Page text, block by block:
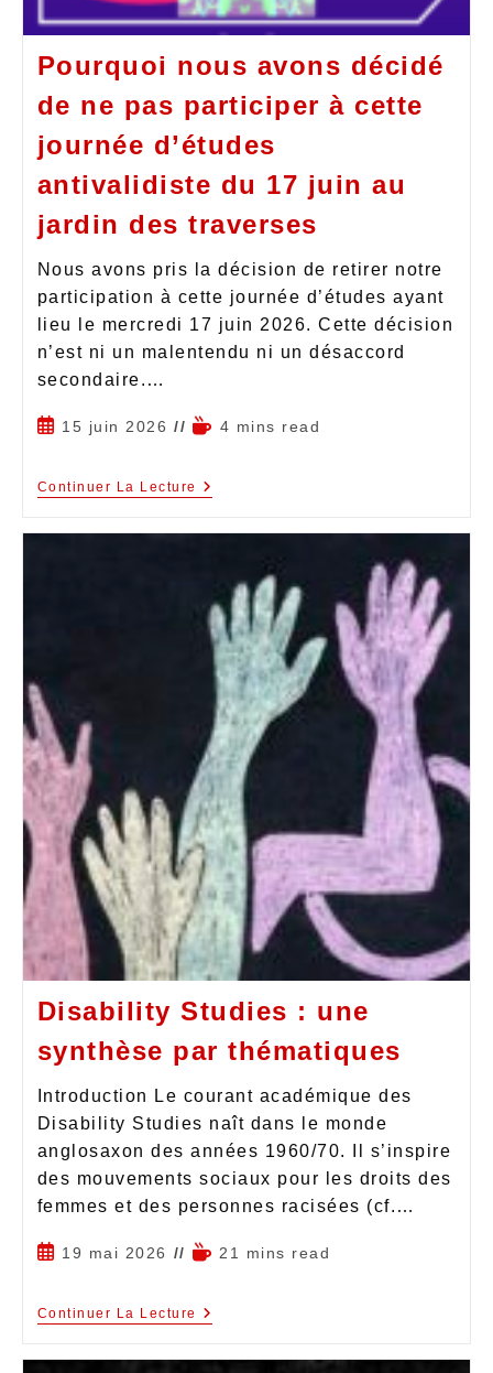
Pourquoi nous avons décidé
de ne pas participer à cette
journée d’études
antivalidiste du 17 juin au
jardin des traverses
Nous avons pris la décision de retirer notre
participation à cette journée d’études ayant
lieu le mercredi 17 juin 2026. Cette décision
n’est ni un malentendu ni un désaccord
secondaire.…
15 juin 2026 4 mins read
Continuer La Lecture
Disability Studies : une
synthèse par thématiques
Introduction Le courant académique des
Disability Studies naît dans le monde
anglosaxon des années 1960/70. Il s’inspire
des mouvements sociaux pour les droits des
femmes et des personnes racisées (cf.…
19 mai 2026 21 mins read
Continuer La Lecture